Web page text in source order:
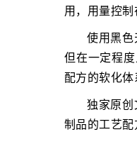
用，用量控
使用黑色
但在一定程
配方的软化
独家原创
制品的工艺配